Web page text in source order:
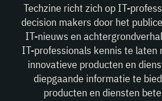
Techzine richt zich op IT-
decision makers door het
IT-nieuws en
IT-professionals kennis te laten
innovatieve producten en
diepgaande informatie te
producten en diensten